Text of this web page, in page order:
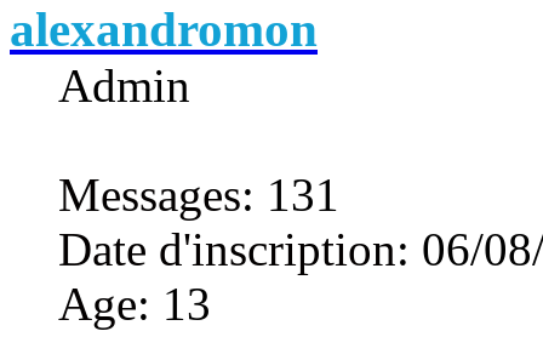
alexandromon
Admin
Messages: 131
Date d'inscription: 06/
Age: 13